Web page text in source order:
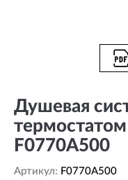
Душевая
F0770A500
Артикул: F0770A500